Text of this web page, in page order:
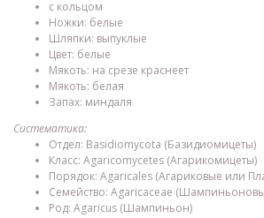
с кольцом
Ножки: белые
Шляпки: выпуклые
Цвет: белые
Мякоть: на срезе краснеет
Мякоть: белая
Запах: миндаля
Систематика:
Отдел: Basidiomycota (Базидиомицеты)
Класс: Agaricomycetes (Агарикомицеты)
Порядок: Agaricales (Агариковые или
Семейство: Agaricaceae
Род: Agaricus (Шампиньон)